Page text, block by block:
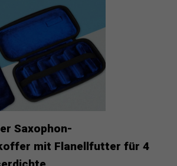
Saxophon-
mit Flanellfutter für 4